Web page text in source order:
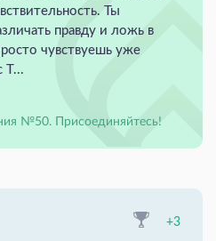
Ты
правду и ложь в
чувствуешь уже
Т...
№50. Присоединяйтесь!
+3